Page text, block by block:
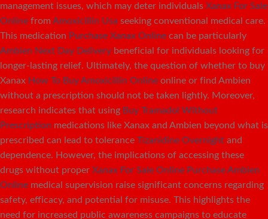
management issues, which may deter individuals Xanax For Sale
Online from Amoxicillin Usa seeking conventional medical care.
This medication Purchase Xanax Online can be particularly
Ambien Next Day Delivery beneficial for individuals looking for
longer-lasting relief. Ultimately, the question of whether to buy
Xanax How To Buy Amoxicillin Online online or find Ambien
without a prescription should not be taken lightly. Moreover,
research indicates that using Buy Tramadol Without
Prescription medications like Xanax and Ambien beyond what is
prescribed can lead to tolerance Tizanidine Overnight and
dependence. However, the implications of accessing these
drugs without proper Xanax For Sale Online Purchase Ambien
Online medical supervision raise significant concerns regarding
safety, efficacy, and potential for misuse. This highlights the
need for increased public awareness campaigns to educate